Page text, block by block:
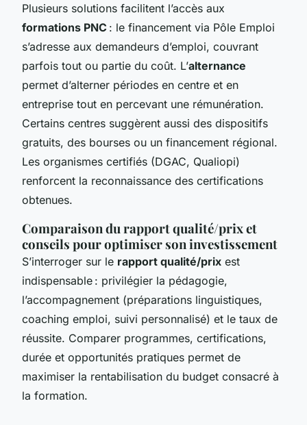
Plusieurs solutions facilitent l’accès aux
formations PNC : le financement via Pôle Emploi
s’adresse aux demandeurs d’emploi, couvrant
parfois tout ou partie du coût. L’alternance
permet d’alterner périodes en centre et en
entreprise tout en percevant une rémunération.
Certains centres suggèrent aussi des dispositifs
gratuits, des bourses ou un financement régional.
Les organismes certifiés (DGAC, Qualiopi)
renforcent la reconnaissance des certifications
obtenues.
Comparaison du rapport qualité/prix et
conseils pour optimiser son investissement
S’interroger sur le rapport qualité/prix est
indispensable : privilégier la pédagogie,
l’accompagnement (préparations linguistiques,
coaching emploi, suivi personnalisé) et le taux de
réussite. Comparer programmes, certifications,
durée et opportunités pratiques permet de
maximiser la rentabilisation du budget consacré à
la formation.